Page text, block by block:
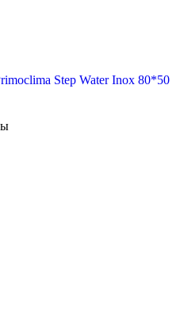
Step Water Inox 80*50